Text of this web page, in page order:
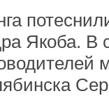
Якоба.